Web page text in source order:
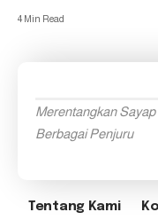
4 Min Read
Merentangkan
Berbagai Penjuru
Tentang Kami